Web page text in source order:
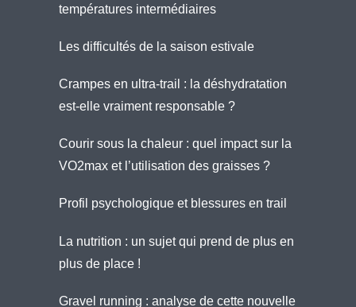
températures intermédiaires
Les difficultés de la saison estivale
Crampes en ultra-trail : la déshydratation
est-elle vraiment responsable ?
Courir sous la chaleur : quel impact sur la
VO2max et l’utilisation des graisses ?
Profil psychologique et blessures en trail
La nutrition : un sujet qui prend de plus en
plus de place !
Gravel running : analyse de cette nouvelle